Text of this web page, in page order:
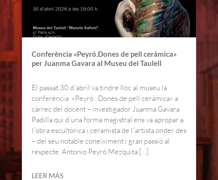
Conferència «Peyró.Dones de pell ceràmica»
per Juanma Gavara al Museu del Taulell
El passat 30 d´abril va tindre lloc al museu la
conferència «Peyró . Dones de pell ceràmica» a
càrrec del docent – investigador Juanma Gavara
Padilla qui d´una forma magistral ens va apropar a
l´obra escultòrica i ceramista de l´artista onder des
– del seu notable coneiximent i gran passió al
respecte. Antonio Peyró Mezquita […]
LEER MÁS